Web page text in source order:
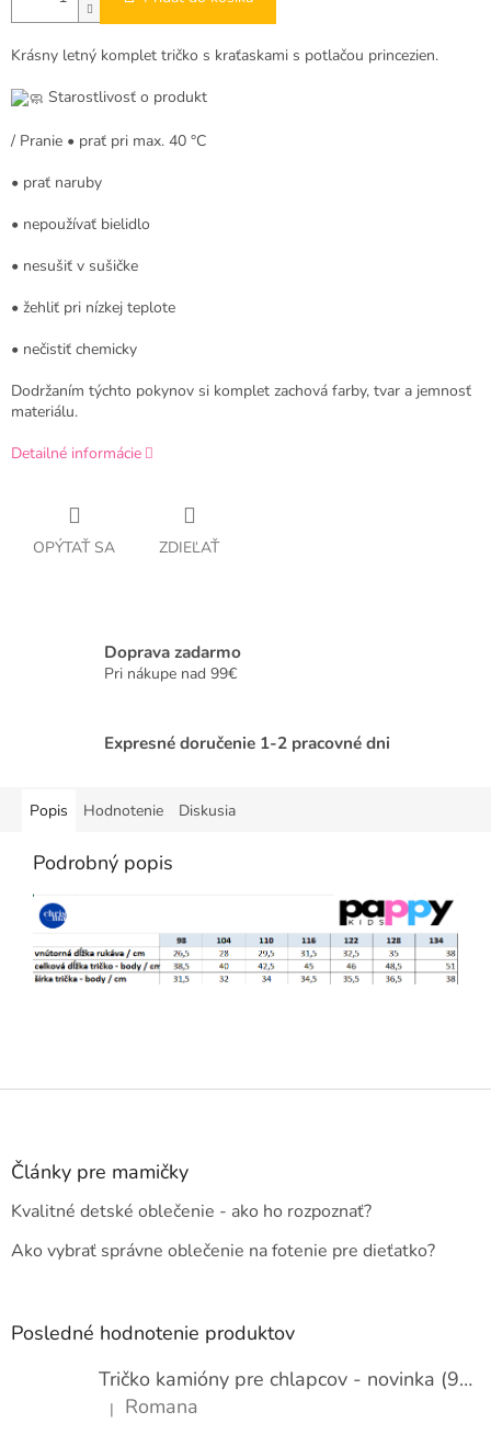
Krásny letný komplet tričko s kraťaskami s potlačou princezien.
Starostlivosť o produkt
/ Pranie • prať pri max. 40 °C
• prať naruby
• nepoužívať bielidlo
• nesušiť v sušičke
• žehliť pri nízkej teplote
• nečistiť chemicky
Dodržaním týchto pokynov si komplet zachová farby, tvar a jemnosť
materiálu.
Detailné informácie
OPÝTAŤ SA ZDIEĽAŤ
Doprava zadarmo
Pri nákupe nad 99€
Expresné doručenie 1-2 pracovné dni
Popis Hodnotenie Diskusia
Podrobný popis
Z
Články pre mamičky
Kvalitné detské oblečenie - ako ho rozpoznať?
Ako vybrať správne oblečenie na fotenie pre dieťatko?
Posledné hodnotenie produktov
Tričko kamióny pre chlapcov - novinka (98-134)
Hodnotenie produktu je 5 z 5 hviezdičiek.
| Romana